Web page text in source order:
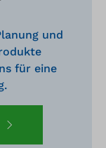
und
für eine